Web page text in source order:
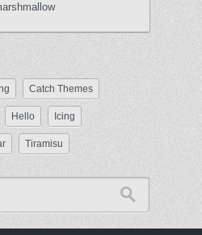
Catch Themes
Hello Icing
Tiramisu